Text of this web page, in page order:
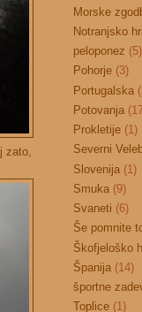
zato,
Morske
Notranjsko
peloponez (5)
Pohorje (3)
Portugalska
Potovanja
Prokletije (1)
Severni
Slovenija (1)
Smuka (9)
Svaneti (6)
Še pomnite
Škofjeloško
Španija (14)
športne
Toplice (1)